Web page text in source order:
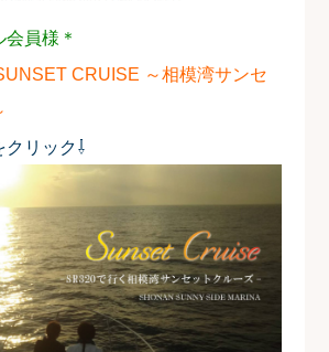
会員様＊
CRUISE ～相模湾サンセ
クリック⇩